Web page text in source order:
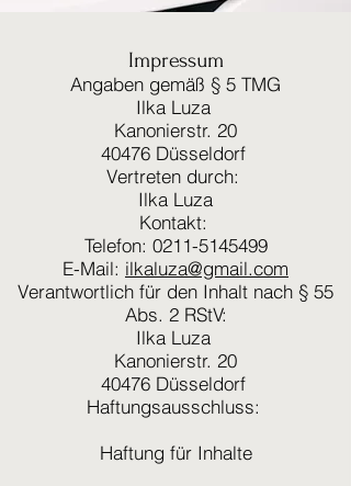
Impressum
Angaben gemäß § 5 TMG
Ilka Luza
Kanonierstr. 20
40476 Düsseldorf
Vertreten durch:
Ilka Luza
Kontakt:
Telefon: 0211-5145499
E-Mail: ilkaluza@gmail.com
Verantwortlich für den Inhalt nach § 55
Abs. 2 RStV:
Ilka Luza
Kanonierstr. 20
40476 Düsseldorf
Haftungsausschluss:
Haftung für Inhalte